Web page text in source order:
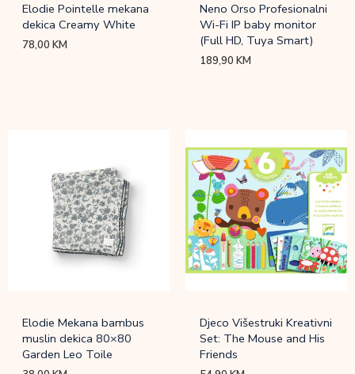
Elodie Pointelle mekana
dekica Creamy White
78,00KM
Neno Orso Profesionalni
Wi-Fi IP baby monitor
(Full HD, Tuya Smart)
189,90KM
Elodie Mekana bambus
muslin dekica 80×80
Garden Leo Toile
Djeco Višestruki Kreativni
Set: The Mouse and His
Friends